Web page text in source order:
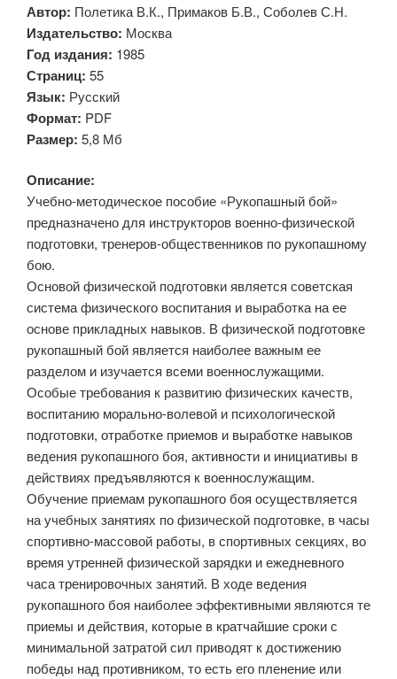
Автор: Полетика В.К., Примаков Б.В., Соболев С.Н.
Издательство: Москва
Год издания: 1985
Страниц: 55
Язык: Русский
Формат: PDF
Размер: 5,8 Мб
Описание:
Учебно-методическое пособие «Рукопашный бой»
предназначено для инструкторов военно-физической
подготовки, тренеров-общественников по рукопашному
бою.
Основой физической подготовки является советская
система физического воспитания и выработка на ее
основе прикладных навыков. В физической подготовке
рукопашный бой является наиболее важным ее
разделом и изучается всеми военнослужащими.
Особые требования к развитию физических качеств,
воспитанию морально-волевой и психологической
подготовки, отработке приемов и выработке навыков
ведения рукопашного боя, активности и инициативы в
действиях предъявляются к военнослужащим.
Обучение приемам рукопашного боя осуществляется
на учебных занятиях по физической подготовке, в часы
спортивно-массовой работы, в спортивных секциях, во
время утренней физической зарядки и ежедневного
часа тренировочных занятий. В ходе ведения
рукопашного боя наиболее эффективными являются те
приемы и действия, которые в кратчайшие сроки с
минимальной затратой сил приводят к достижению
победы над противником, то есть его пленение или